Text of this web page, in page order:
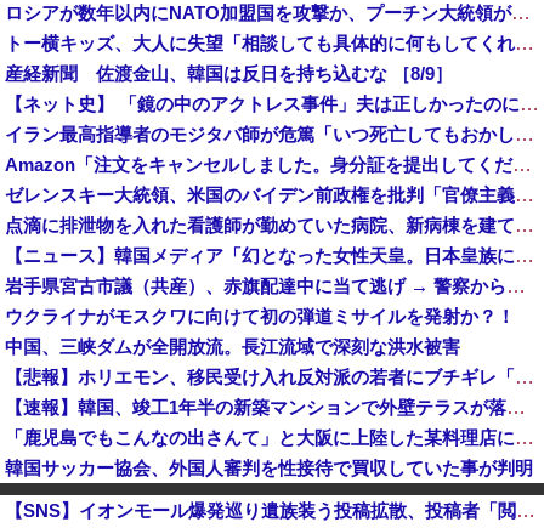
ロシアが数年以内にNATO加盟国を攻撃か、プーチン大統領が追い詰められ…米情報機関分析！
トー横キッズ、大人に失望「相談しても具体的に何もしてくれなくて傷つく。福祉は自由が奪われる」
産経新聞 佐渡金山、韓国は反日を持ち込むな ［8/9］
【ネット史】 「鏡の中のアクトレス事件」夫は正しかったのに、なぜ喧嘩は終わらなかったのか
イラン最高指導者のモジタバ師が危篤「いつ死亡してもおかしくない」…イラン大統領「意思疎通はかなり難しい」！
Amazon「注文をキャンセルしました。身分証を提出してください」 X民「は？怪しすぎんだろ。問い合わせするわ」→衝撃の事実が判明する・・・
ゼレンスキー大統領、米国のバイデン前政権を批判「官僚主義だった」
点滴に排泄物を入れた看護師が勤めていた病院、新病棟を建てたばかりなのに近隣住民の総スカンを食らった結果……
【ニュース】韓国メディア「幻となった女性天皇。日本皇族に韓半島の男の血が入る可能性がゼロに・・・」
岩手県宮古市議（共産）、赤旗配達中に当て逃げ → 警察から連絡が来て宮古署を訪れ事情聴取
ウクライナがモスクワに向けて初の弾道ミサイルを発射か？！
中国、三峡ダムが全開放流。長江流域で深刻な洪水被害
【悲報】ホリエモン、移民受け入れ反対派の若者にブチギレ「差別するなんて最低だ！」 → スタジオ誰も反論できず沈黙 ………
【速報】韓国、竣工1年半の新築マンションで外壁テラスが落下という信じられない後進国建築を披露
「鹿児島でもこんなの出さんて」と大阪に上陸した某料理店に批判殺到、鹿児島の養鶏家とタッグを組んだところで……
韓国サッカー協会、外国人審判を性接待で買収していた事が判明
【毎日新聞】『自然災害は止められないが、戦争はめられる』イオンモール熊本で被災の高校生平和誓う
【SNS】イオンモール爆発巡り遺族装う投稿拡散、投稿者「閲覧数稼ぎや承認欲求止まらなくなった」